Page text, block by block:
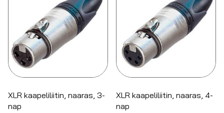
XLR kaapeliliitin, naaras, 3-
nap
XLR kaapeliliitin, naaras, 4-
nap